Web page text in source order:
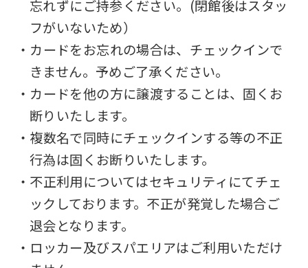
忘れずにご持参ください。(閉館後はスタッ
フがいないため）
・カードをお忘れの場合は、チェックインで
きません。予めご了承ください。
・カードを他の方に譲渡することは、固くお
断りいたします。
・複数名で同時にチェックインする等の不正
行為は固くお断りいたします。
・不正利用についてはセキュリティにてチェ
ックしております。不正が発覚した場合ご
退会となります。
・ロッカー及びスパエリアはご利用いただけ